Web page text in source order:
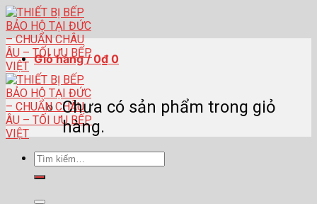
Skip
to
content
Tìm
kiếm:
Giỏ hàng /0₫ 0
Chưa có sản phẩm trong giỏ
hàng.